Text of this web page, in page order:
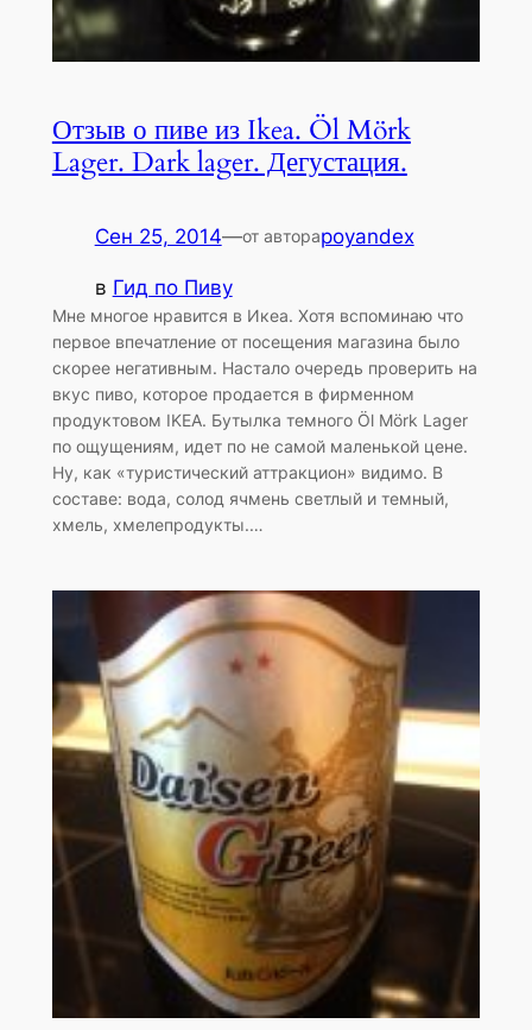
Отзыв о пиве из Ikea. Öl Mörk
Lager. Dark lager. Дегустация.
Сен 25, 2014—от автораpoyandex
в Гид по Пиву
Мне многое нравится в Икеа. Хотя вспоминаю что
первое впечатление от посещения магазина было
скорее негативным. Настало очередь проверить на
вкус пиво, которое продается в фирменном
продуктовом IKEA. Бутылка темного Öl Mörk Lager
по ощущениям, идет по не самой маленькой цене.
Ну, как «туристический аттракцион» видимо. В
составе: вода, солод ячмень светлый и темный,
хмель, хмелепродукты.…